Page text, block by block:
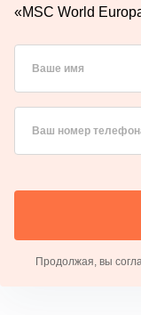
«MSC World
Ваше имя
Ваш номер
Продолжая, вы